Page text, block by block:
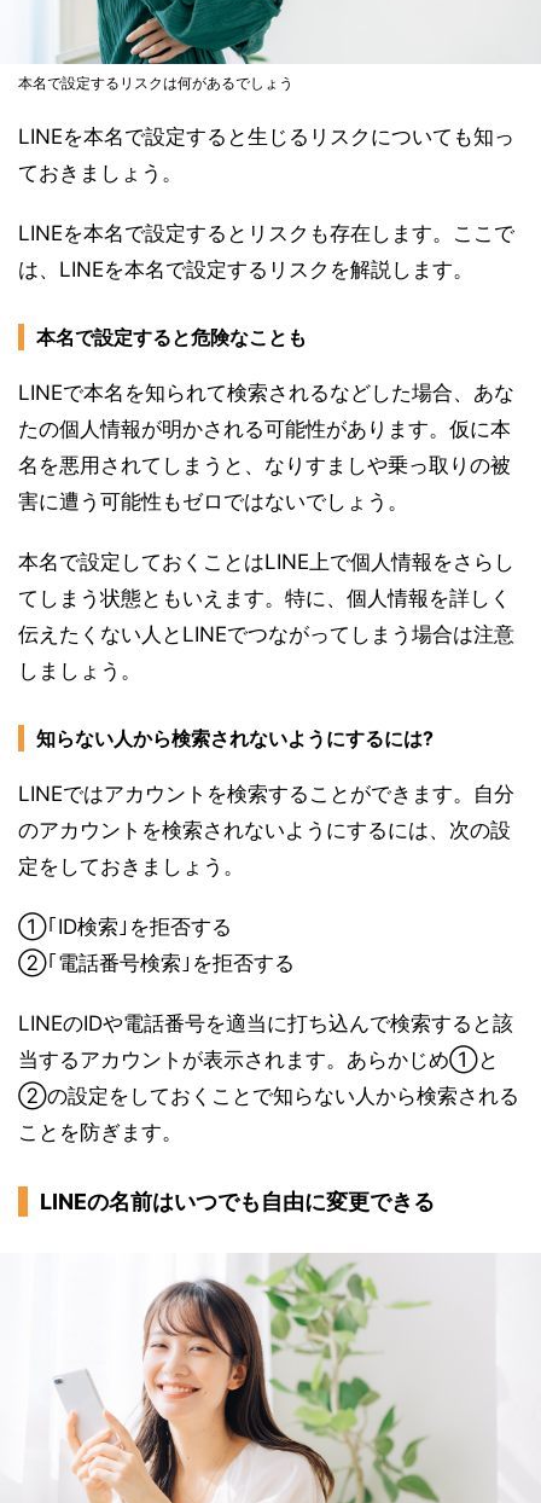
本名で設定するリスクは何があるでしょう
LINEを本名で設定すると生じるリスクについても知っ
ておきましょう。
LINEを本名で設定するとリスクも存在します。ここで
は、LINEを本名で設定するリスクを解説します。
本名で設定すると危険なことも
LINEで本名を知られて検索されるなどした場合、あな
たの個人情報が明かされる可能性があります。仮に本
名を悪用されてしまうと、なりすましや乗っ取りの被
害に遭う可能性もゼロではないでしょう。
本名で設定しておくことはLINE上で個人情報をさらし
てしまう状態ともいえます。特に、個人情報を詳しく
伝えたくない人とLINEでつながってしまう場合は注意
しましょう。
知らない人から検索されないようにするには?
LINEではアカウントを検索することができます。自分
のアカウントを検索されないようにするには、次の設
定をしておきましょう。
①｢ID検索｣を拒否する
②｢電話番号検索｣を拒否する
LINEのIDや電話番号を適当に打ち込んで検索すると該
当するアカウントが表示されます。あらかじめ①と
②の設定をしておくことで知らない人から検索される
ことを防ぎます。
LINEの名前はいつでも自由に変更できる